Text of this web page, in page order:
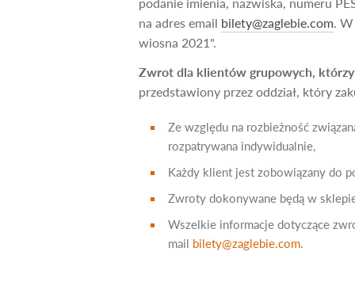
na adres email bilety@zaglebie.com.
wiosna 2021".
Zwrot dla klientów grupowych,
przedstawiony przez oddział, który
Ze względu na rozbieżność
rozpatrywana indywidualnie,
Każdy klient jest zobowiązany do
Zwroty dokonywane będą w
Wszelkie informacje dotyczące
mail bilety@zaglebie.com.